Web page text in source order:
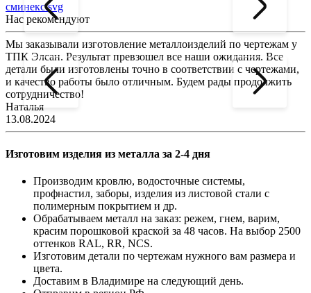
сминекс.svg
Нас рекомендуют
Мы заказывали изготовление металлоизделий по чертежам у
ТПК Элсан. Результат превзошел все наши ожидания. Все
детали были изготовлены точно в соответствии с чертежами,
и качество работы было отличным. Будем рады продолжить
сотрудничество!
Наталья
13.08.2024
Изготовим изделия из металла за 2-4 дня
Производим кровлю, водосточные системы,
профнастил, заборы, изделия из листовой стали с
полимерным покрытием и др.
Обрабатываем металл на заказ: режем, гнем, варим,
красим порошковой краской за 48 часов. На выбор 2500
оттенков RAL, RR, NCS.
Изготовим детали по чертежам нужного вам размера и
цвета.
Доставим в Владимире на следующий день.